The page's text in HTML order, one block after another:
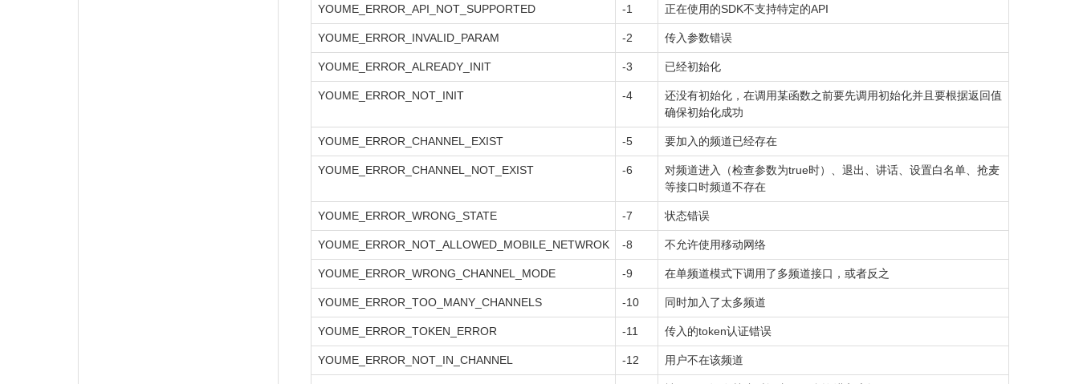
YOUME_ERROR_API_NOT_SUPPORTED -1 正在使用的SDK不支持特定的API
YOUME_ERROR_INVALID_PARAM -2 传入参数错误
YOUME_ERROR_ALREADY_INIT -3 已经初始化
YOUME_ERROR_NOT_INIT -4
还没有初始化，在调用某函数之前要先调用初始化并且要根据返回值
确保初始化成功
YOUME_ERROR_CHANNEL_EXIST -5 要加入的频道已经存在
YOUME_ERROR_CHANNEL_NOT_EXIST -6
对频道进入（检查参数为true时）、退出、讲话、设置白名单、抢麦
等接口时频道不存在
YOUME_ERROR_WRONG_STATE -7 状态错误
YOUME_ERROR_NOT_ALLOWED_MOBILE_NETWROK -8 不允许使用移动网络
YOUME_ERROR_WRONG_CHANNEL_MODE -9 在单频道模式下调用了多频道接口，或者反之
YOUME_ERROR_TOO_MANY_CHANNELS -10 同时加入了太多频道
YOUME_ERROR_TOKEN_ERROR -11 传入的token认证错误
YOUME_ERROR_NOT_IN_CHANNEL -12 用户不在该频道